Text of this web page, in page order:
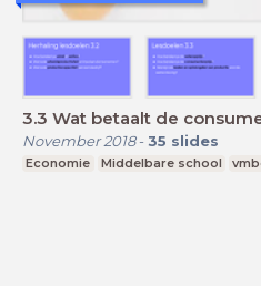
3.3 Wat betaalt de
November 2018- 35 slides
Economie Middelbare school